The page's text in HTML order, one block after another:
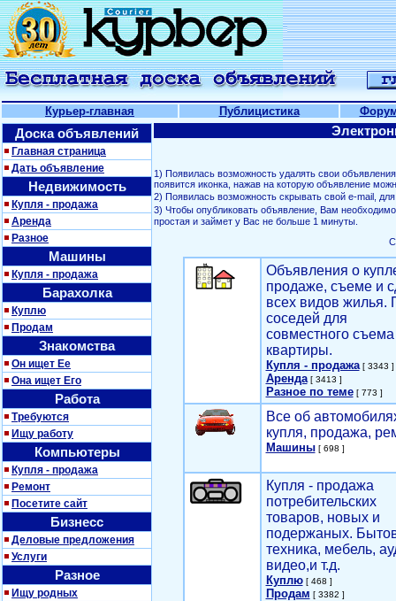
Курьер-главная Публицистика
Доска объявлений
Главная страница
Дать объявление
Недвижимость
Купля - продажа
Аренда
Разное
Машины
Купля - продажа
Барахолка
Куплю
Продам
Знакомства
Он ищет Ее
Она ищет Его
Работа
Требуются
Ищу работу
Компьютеры
Купля - продажа
Ремонт
Посетите сайт
Бизнесс
Деловые предложения
Услуги
Разное
Ищу родных
1) Появилась возможность удалять свои
появится иконка, нажав на которую объявление
2) Появилась возможность скрывать свой е-mail,
3) Чтобы опубликовать объявление, Вам
простая и займет у Вас не больше 1 минуты.
Объявления о
продаже, съеме и
всех видов жилья.
соседей для
совместного съема
квартиры.
Купля - продажа[ 3343 ]
Аренда[ 3413 ]
Разное по теме[ 773 ]
Все об
купля, продажа,
Машины[ 698 ]
Купля - продажа
потребительских
товаров, новых и
подержаных.
техника, мебель,
видео,и т.д.
Куплю[ 468 ]
Продам [ 3382 ]